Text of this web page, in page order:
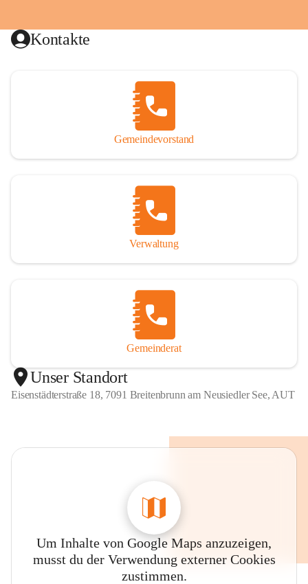
Kontakte
Gemeindevorstand
Verwaltung
Gemeinderat
Unser Standort
Eisenstädterstraße 18, 7091 Breitenbrunn am Neusiedler See, AUT
Um Inhalte von Google Maps anzuzeigen,
musst du der Verwendung externer Cookies
zustimmen.